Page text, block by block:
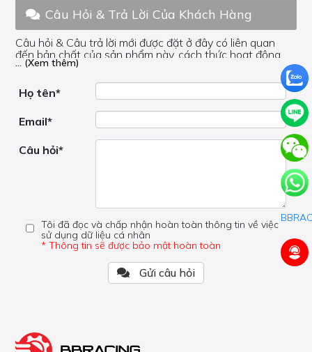
Câu Hỏi & Trả Lời Của Khách Hàng
Câu hỏi & Câu trả lời mới được đặt ở đây có liên quan
đến bản chất của sản phẩm này, cách thức hoạt động,
nơi hoạt động, liệu nó có hữu ích không, v.v.
Nếu bạn cần trợ giúp về phần khác, vui lòng không đặt
câu hỏi của bạn ở đây mà bên trong trang đó.
... (Xem thêm)
Họ tên*
Email*
Câu hỏi*
Tôi đã đọc và chấp nhận hoàn toàn thông tin về việc
sử dụng dữ liệu cá nhân
* Thông tin sẽ được bảo mật hoàn toàn
Gửi câu hỏi